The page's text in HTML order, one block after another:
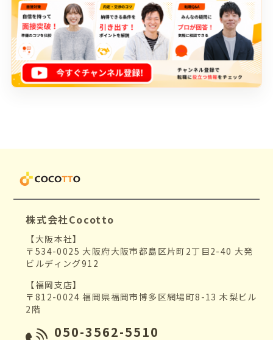
株式会社Cocotto
【大阪本社】
〒534-0025 大阪府大阪市都島区片町2丁目2-40 大発
ビルディング912
【福岡支店】
〒812-0024 福岡県福岡市博多区網場町8-13 木梨ビル
2階
050-3562-5510